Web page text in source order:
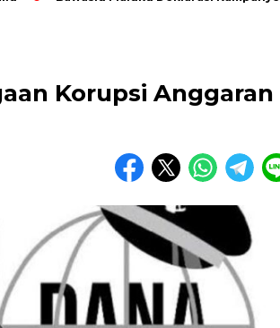
Korupsi Anggaran